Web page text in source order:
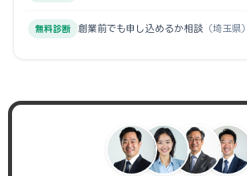
無料診断 創業前でも申し込めるか相談 （埼玉県）